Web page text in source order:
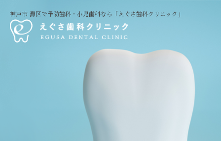
神戸市 灘区で予防歯科・小児歯科なら「えぐさ歯科クリニック」